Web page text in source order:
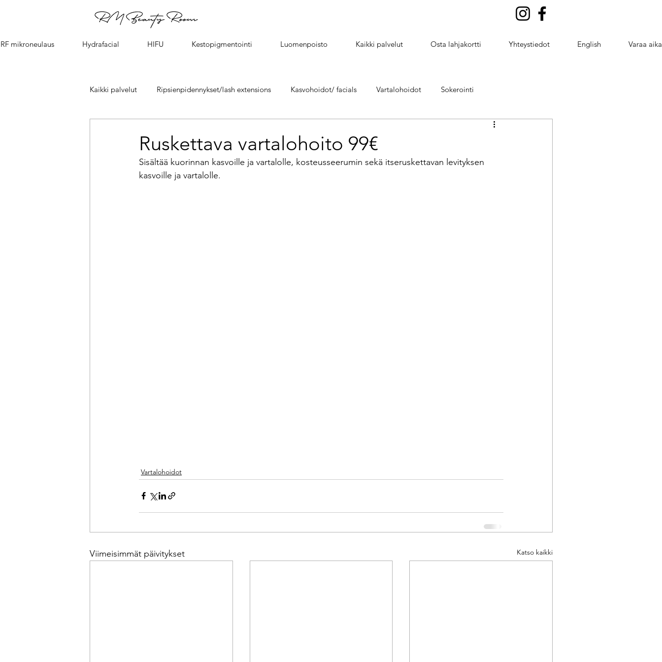
RF mikroneulaus Hydrafacial HIFU Kestopigmentointi Luomenpoisto Kaikki palvelut Osta lahjakortti Yhteystiedot English Varaa aika
Kaikki palvelut Ripsienpidennykset/lash extensions Kasvohoidot/ facials Vartalohoidot Sokerointi
Fire & Ice kasvohoito/facial Happokuorinta /kemiallinen kuorinta Yumi lash lift - Yumi kestotaivutus
Ruskettava vartalohoito 99€
Sisältää kuorinnan kasvoille ja vartalolle, kosteusseerumin sekä itseruskettavan levityksen
kasvoille ja vartalolle.
Vartalohoidot
Viimeisimmät päivitykset Katso kaikki